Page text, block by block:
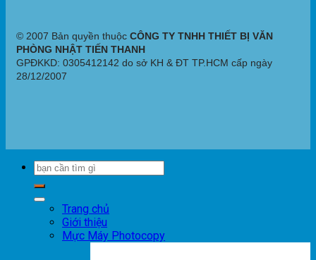
© 2007 Bản quyền thuộc CÔNG TY TNHH THIẾT BỊ VĂN
PHÒNG NHẬT TIẾN THANH
GPĐKKD: 0305412142 do sở KH & ĐT TP.HCM cấp ngày
28/12/2007
Trang chủ
Giới thiệu
Mực Máy Photocopy